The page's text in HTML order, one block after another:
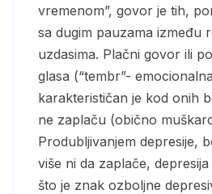
vremenom”, govor je tih,
sa dugim pauzama između
uzdasima. Plačni govor ili
glasa (“tembr”-
karakterističan je kod onih
ne zaplaču (obično
Produbljivanjem depresije,
više ni da zaplače, depresija
što je znak ozboljne